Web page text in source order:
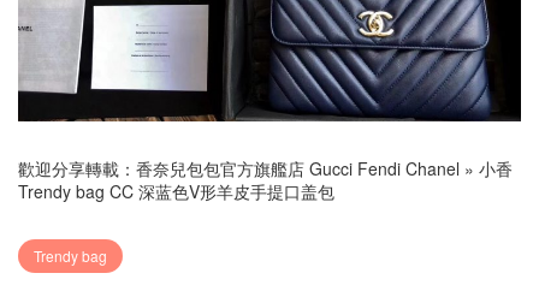
歡迎分享轉載： 香奈兒包包官方旗艦店 Gucci Fendi Chanel » 小香
Trendy bag CC 深蓝色V形羊皮手提口盖包
Trendy bag